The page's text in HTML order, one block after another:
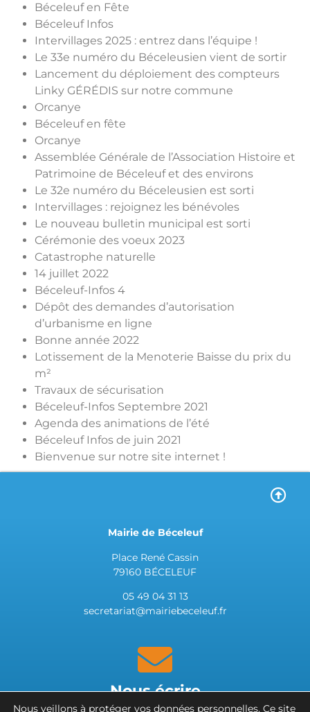
Béceleuf en Fête
Béceleuf Infos
Intervillages 2025 : entrez dans l’équipe !
Le 33e numéro du Béceleusien vient de sortir
Lancement du déploiement des compteurs
Linky GÉRÉDIS sur notre commune
Orcanye
Béceleuf en fête
Orcanye
Assemblée Générale de l’Association Histoire et
Patrimoine de Béceleuf et des environs
Le 32e numéro du Béceleusien est sorti
Intervillages : rejoignez les bénévoles
Le nouveau bulletin municipal est sorti
Cérémonie des voeux 2023
Catastrophe naturelle
14 juillet 2022
Béceleuf-Infos 4
Dépôt des demandes d’autorisation
d’urbanisme en ligne
Bonne année 2022
Lotissement de la Menoterie Baisse du prix du
m²
Travaux de sécurisation
Béceleuf-Infos Septembre 2021
Agenda des animations de l’été
Béceleuf Infos de juin 2021
Bienvenue sur notre site internet !
Mairie de Béceleuf
Place René Cassin
79160 BÉCELEUF
05 49 04 31 13
secretariat@mairiebeceleuf.fr
Nous écrire
Nous veillons à protéger vos données personnelles. Ce site